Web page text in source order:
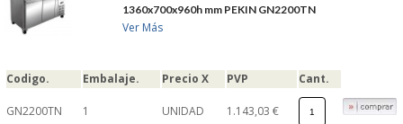
1360x700x960h mm PEKIN GN2200TN
Ver Más
Codigo. Embalaje. Precio X PVP Cant.
GN2200TN 1 UNIDAD 1.143,03 €